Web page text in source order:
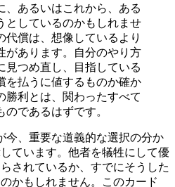
、あるいはこれから、ある
としているのかもしれませ
代償は、想像しているより
があります。自分のやり方
見つめ直し、目指している
を払うに値するものか確か
勝利とは、関わったすべて
であるはずです。
今、重要な道義的な選択の分か
ています。他者を犠牲にして優
されているか、すでにそうした
かもしれません。このカード